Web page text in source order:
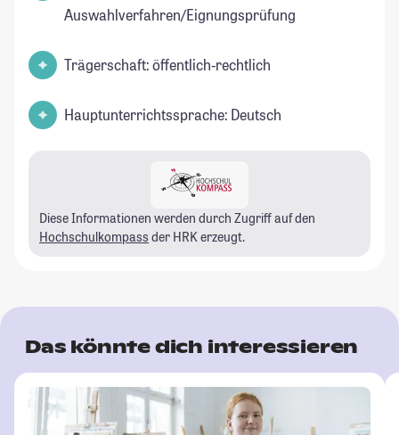
Auswahlverfahren/Eignungsprüfung
Trägerschaft: öffentlich-rechtlich
Hauptunterrichtssprache: Deutsch
Diese Informationen werden durch Zugriff auf den
Hochschulkompass der HRK erzeugt.
Das könnte dich interessieren